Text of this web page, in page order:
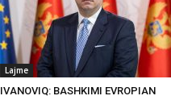
Lajme
IVANOVIQ: BASHKIMI EVROPIAN